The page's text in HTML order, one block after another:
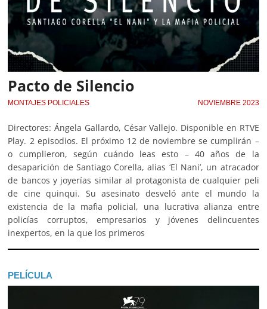
Pacto de Silencio
MONTAJES POLICIALES NOVIEMBRE 2023
Directores: Ángela Gallardo, César Vallejo. Disponible en RTVE
Play. 2 episodios. El próximo 12 de noviembre se cumplirán –
o cumplieron, según cuándo leas esto – 40 años de la
desaparición de Santiago Corella, alias ‘El Nani’, un atracador
de bancos y joyerías similar al protagonista de cualquier peli
de cine quinqui. Su asesinato desveló ante el mundo la
existencia de la mafia policial, una lucrativa alianza entre
policías corruptos, empresarios y jóvenes delincuentes
inexpertos, en la que los primeros
PELÍCULA